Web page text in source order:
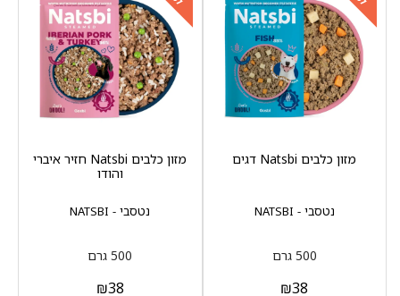
נטסבי - NATSBI
מזון כלבים Natsbi דגים
500 גרם
₪38
נטסבי - NATSBI
מזון כלבים Natsbi חזיר איברי
והודו
500 גרם
₪38